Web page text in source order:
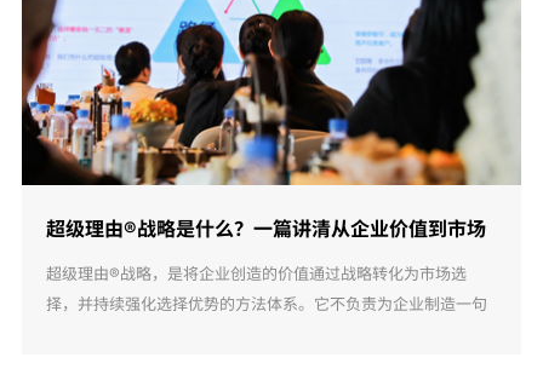
超级理由®战略是什么？一篇讲清从企业价值到市场
超级理由®战略，是将企业创造的价值通过战略转化为市场选
择，并持续强化选择优势的方法体系。它不负责为企业制造一句